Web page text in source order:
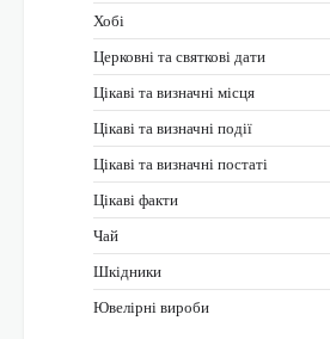
Хобі
Церковні та святкові дати
Цікаві та визначні місця
Цікаві та визначні події
Цікаві та визначні постаті
Цікаві факти
Чай
Шкідники
Ювелірні вироби